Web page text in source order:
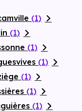
(1)
(1)
(1)
(1)
(1)
(1)
(1)